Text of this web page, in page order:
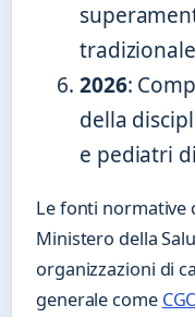
tradizionale
2026:
della
e pediatri
Le fonti normative
Ministero della
organizzazioni di
generale come